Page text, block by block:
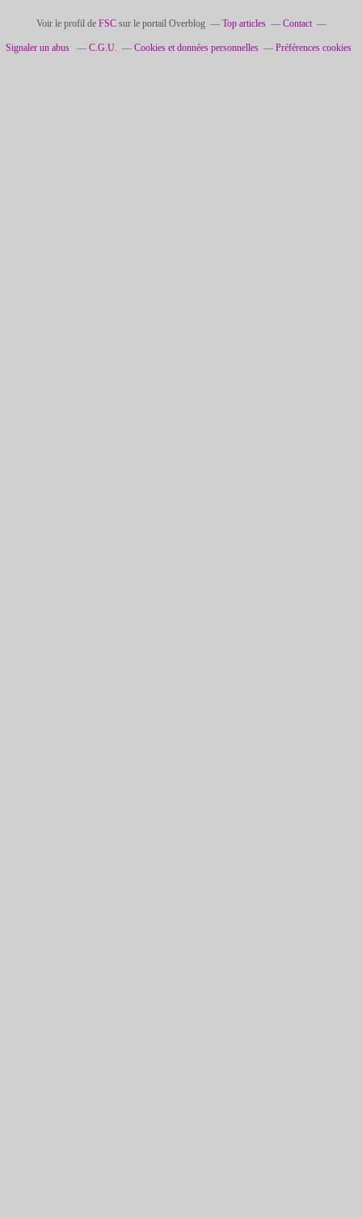
Voir le profil de FSCsur le portail Overblog Top articles Contact
Signaler un abus C.G.U. Cookies et données personnelles Préférences cookies